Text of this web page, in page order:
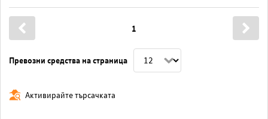
Превозни средства на страница
1
Активирайте търсачката